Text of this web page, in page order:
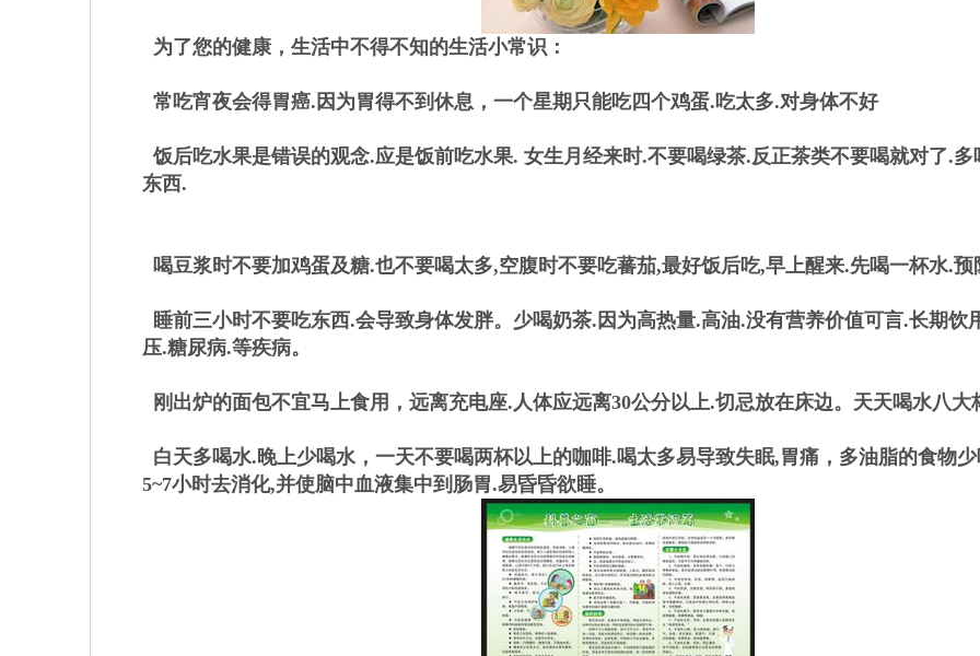
为了您的健康，生活中不得不知的生活小常识：
常吃宵夜会得胃癌.因为胃得不到休息，一个星期只能吃四个鸡蛋.吃太多.对身体不好
饭后吃水果是错误的观念.应是饭前吃水果. 女生月经来时.不要喝绿茶.反正茶类不要喝就对了.多
东西.
喝豆浆时不要加鸡蛋及糖.也不要喝太多,空腹时不要吃蕃茄,最好饭后吃,早上醒来.先喝一杯水.预
睡前三小时不要吃东西.会导致身体发胖。少喝奶茶.因为高热量.高油.没有营养价值可言.长期饮
压.糖尿病.等疾病。
刚出炉的面包不宜马上食用，远离充电座.人体应远离30公分以上.切忌放在床边。天天喝水八大
白天多喝水.晚上少喝水，一天不要喝两杯以上的咖啡.喝太多易导致失眠,胃痛，多油脂的食物
5~7小时去消化,并使脑中血液集中到肠胃.易昏昏欲睡。